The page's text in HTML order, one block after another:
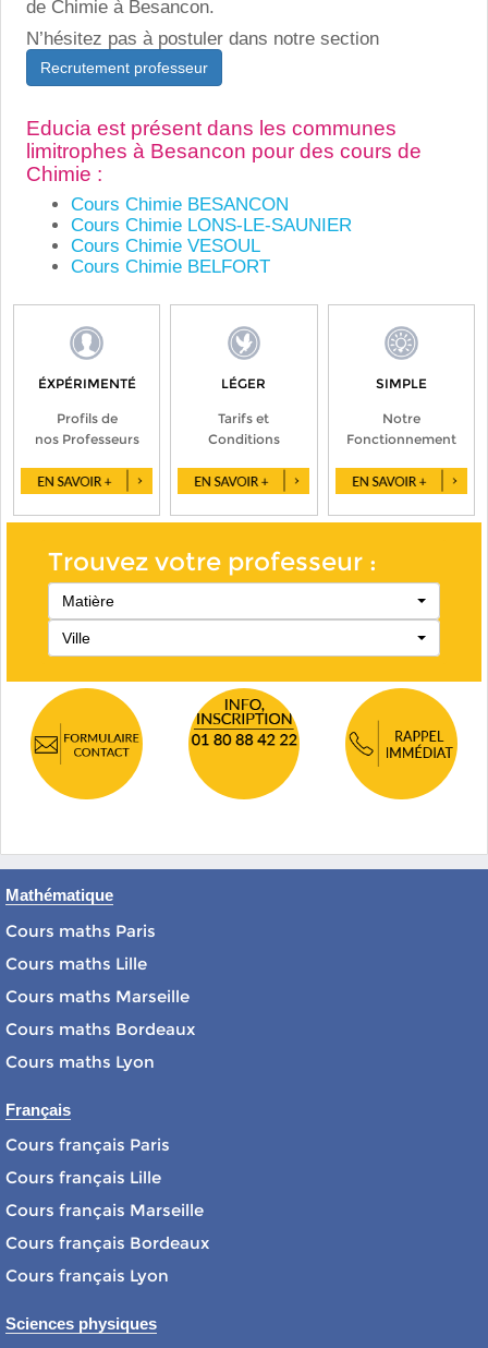
de Chimie à Besancon.
N’hésitez pas à postuler dans notre section
Recrutement professeur
Educia est présent dans les communes
limitrophes à Besancon pour des cours de
Chimie :
Cours Chimie BESANCON
Cours Chimie LONS-LE-SAUNIER
Cours Chimie VESOUL
Cours Chimie BELFORT
ÉXPÉRIMENTÉ
Profils de
nos Professeurs
LÉGER
Tarifs et
Conditions
SIMPLE
Notre
Fonctionnement
Trouvez votre professeur :
Matière
Ville
Mathématique
Cours maths Paris
Cours maths Lille
Cours maths Marseille
Cours maths Bordeaux
Cours maths Lyon
Français
Cours français Paris
Cours français Lille
Cours français Marseille
Cours français Bordeaux
Cours français Lyon
Sciences physiques